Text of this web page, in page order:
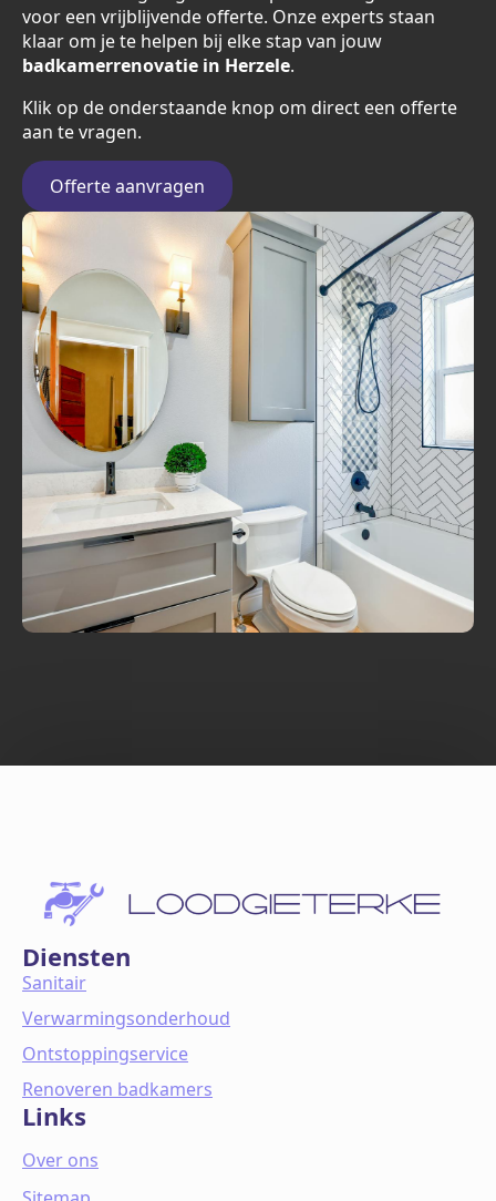
voor een vrijblijvende offerte. Onze experts staan
klaar om je te helpen bij elke stap van jouw
badkamerrenovatie in Herzele.
Klik op de onderstaande knop om direct een offerte
aan te vragen.
Offerte aanvragen
Diensten
Sanitair
Verwarmingsonderhoud
Ontstoppingservice
Renoveren badkamers
Links
Over ons